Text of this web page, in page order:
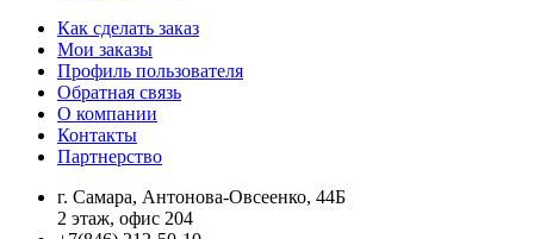
Как сделать заказ
Мои заказы
Профиль пользователя
Обратная связь
О компании
Контакты
Партнерство
г. Самара, Антонова-Овсеенко, 44Б
2 этаж, офис 204